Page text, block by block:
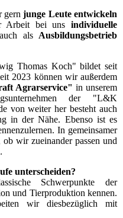
gernjunge Leute entwickeln
Arbeit bei uns individuelle
als Ausbildungsbetrieb
Thomas Koch" bildet seit
2023 können wir außerdem
Agrarservice" in unserem
der "L&K
von weiter her besteht auch
in der Nähe. Ebenso ist es
In gemeinsamer
wir zueinander passen und
unterscheiden?
Schwerpunkte der
und Tierproduktion kennen.
wir diesbezüglich mit